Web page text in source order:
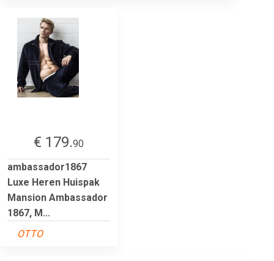
€ 179.90
ambassador1867
Luxe Heren Huispak
Mansion Ambassador
1867, M...
OTTO